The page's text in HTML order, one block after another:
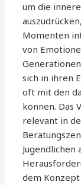
um die
Momenten
von
sich in ihren
oft mit den
können. Das
relevant in
dem